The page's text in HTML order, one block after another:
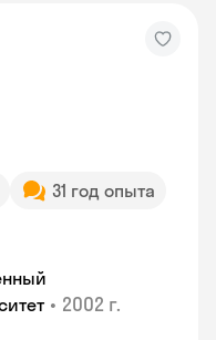
31 год опыта
• 2002 г.